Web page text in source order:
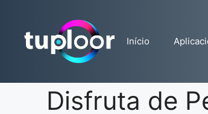
conteúdo
Início
Disfruta de